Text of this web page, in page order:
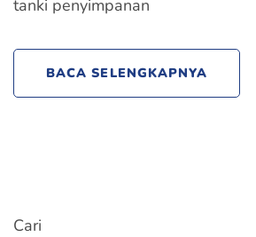
tanki penyimpanan
BACA SELENGKAPNYA
Cari